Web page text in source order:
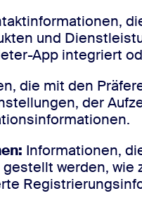
und
App integriert
die mit den
der
Informationen,
werden,